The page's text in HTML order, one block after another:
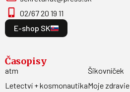
02/67 20 19 11
E-shop SK
Časopisy
atm
Letectví + kosmonautika
Šikovníček
Moje zdravie